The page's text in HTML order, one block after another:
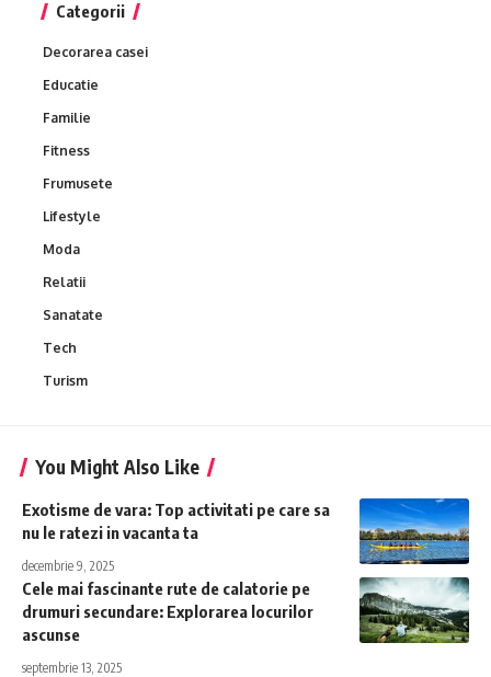
Categorii
Decorarea casei
Educatie
Familie
Fitness
Frumusete
Lifestyle
Moda
Relatii
Sanatate
Tech
Turism
You Might Also Like
Exotisme de vara: Top activitati pe care sa
nu le ratezi in vacanta ta
decembrie 9, 2025
Cele mai fascinante rute de calatorie pe
drumuri secundare: Explorarea locurilor
ascunse
septembrie 13, 2025